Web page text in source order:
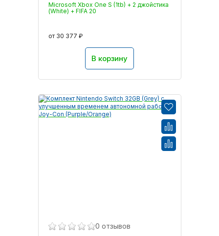
Microsoft Xbox One S (1tb) + 2 джойстика
(White) + FIFA 20
от 30 377 ₽
В корзину
0 отзывов